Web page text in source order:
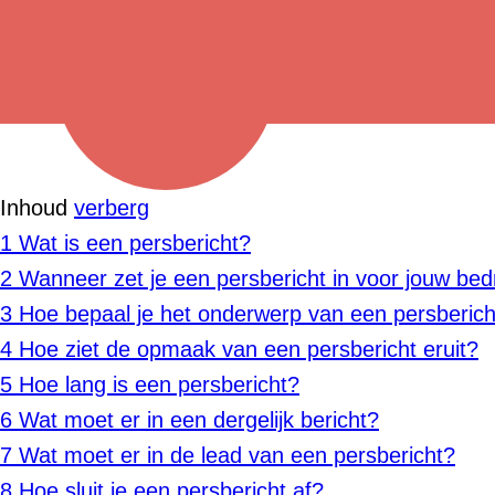
Inhoud verberg
1 Wat is een persbericht?
2 Wanneer zet je een persbericht in voor jouw
3 Hoe bepaal je het onderwerp van een
4 Hoe ziet de opmaak van een persbericht eruit?
5 Hoe lang is een persbericht?
6 Wat moet er in een dergelijk bericht?
7 Wat moet er in de lead van een persbericht?